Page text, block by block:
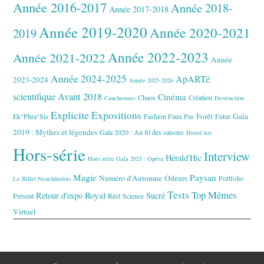
Année 2016-2017 Année 2017-2018 Année 2018-
2019Année 2019-2020Année 2020-2021
Année 2021-2022Année 2022-2023 Année
2023-2024 Année 2024-2025 Année 2025-2026 ApARTé
scientifique Avant 2018 Cauchemars Chaos Cinéma Création Destruction
Ek°Phra°Sis ExpliciteExpositions Fashion Faux Pas Forêt Futur Gala
2019 : Mythes et légendes Gala 2020 : Au fil des saisons Histoi'Art
Hors-série Hors série Gala 2021 : Opéra Hérald'Hic Interview
Le Billet Neuchâtelois Magie Numéro d'Automne Odeurs Paysan Portfolio
Présent Retour d'expo Royal Réel Science Sucré Tests Top Mêmes
Virtuel